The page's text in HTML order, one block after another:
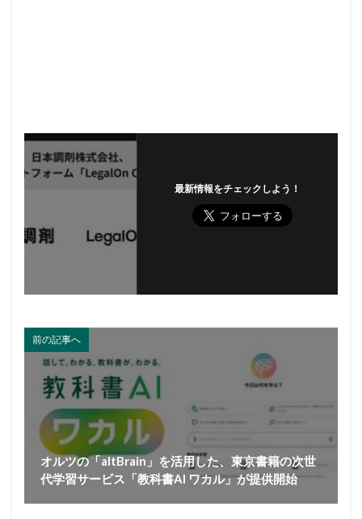
最新情報をチェックしよう！
前の記事へ
オルツの「altBrain」を活用した、東京書籍の次世
代学習サービス「教科書AI ワカル」が提供開始